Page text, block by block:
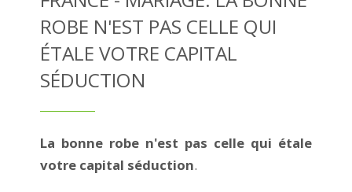
ROBE N'EST PAS CELLE QUI
ÉTALE VOTRE CAPITAL
SÉDUCTION
La bonne robe n'est pas celle qui étale
votre capital séduction.